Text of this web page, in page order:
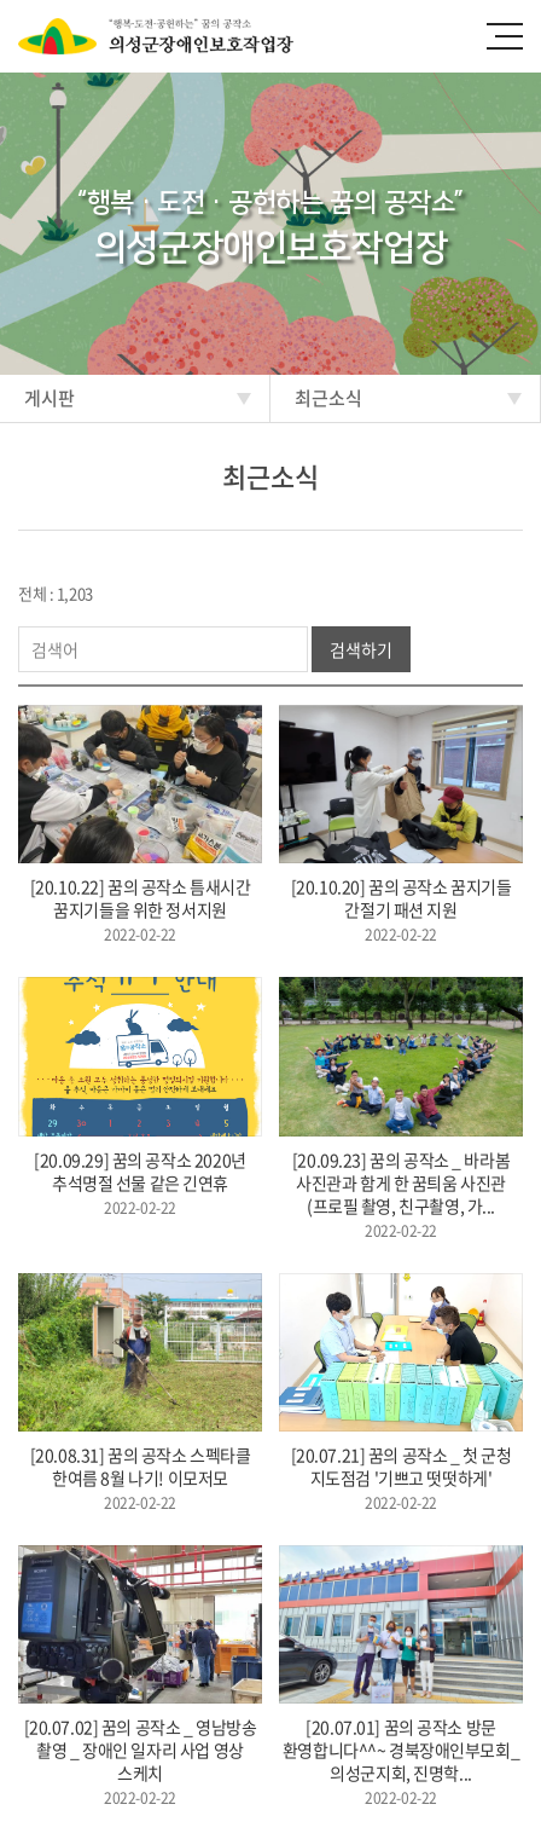
“행복·도전·공헌하는 꿈의 공작소”
의성군장애인보호작업장
게시판 최근소식
최근소식
전체 : 1,203
검색하기
[20.10.22] 꿈의 공작소 틈새시간
꿈지기들을 위한 정서지원
2022-02-22
[20.10.20] 꿈의 공작소 꿈지기들
간절기 패션 지원
2022-02-22
[20.09.29] 꿈의 공작소 2020년
추석명절 선물 같은 긴연휴
2022-02-22
[20.09.23] 꿈의 공작소 _ 바라봄
사진관과 함게 한 꿈틔움 사진관
(프로필 촬영, 친구촬영, 가...
2022-02-22
[20.08.31] 꿈의 공작소 스펙타클
한여름 8월 나기! 이모저모
2022-02-22
[20.07.21] 꿈의 공작소 _ 첫 군청
지도점검 '기쁘고 떳떳하게'
2022-02-22
[20.07.02] 꿈의 공작소 _ 영남방송
촬영 _ 장애인 일자리 사업 영상
스케치
2022-02-22
[20.07.01] 꿈의 공작소 방문
환영합니다^^~ 경북장애인부모회_
의성군지회, 진명학...
2022-02-22